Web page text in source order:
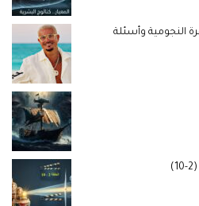
النجومية وأسئلة